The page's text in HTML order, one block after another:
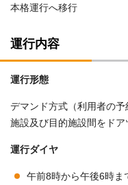
本格運行へ移行
運行内容
運行形態
デマンド方式（利用者の
施設及び目的施設間をドア
運行ダイヤ
午前8時から午後6時ま